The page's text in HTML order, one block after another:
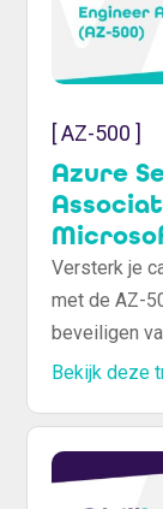
[ AZ-500 ]
Azure
Versterk je
met de AZ-
beveiligen
gegevens en
Bekijk deze